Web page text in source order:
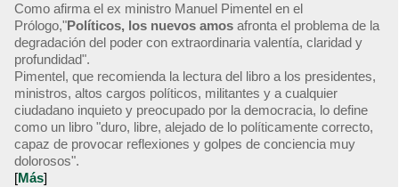
Como afirma el ex ministro Manuel Pimentel en el
Prólogo,"Políticos, los nuevos amos afronta el problema de la
degradación del poder con extraordinaria valentía, claridad y
profundidad".
Pimentel, que recomienda la lectura del libro a los presidentes,
ministros, altos cargos políticos, militantes y a cualquier
ciudadano inquieto y preocupado por la democracia, lo define
como un libro "duro, libre, alejado de lo políticamente correcto,
capaz de provocar reflexiones y golpes de conciencia muy
dolorosos".
[Más]